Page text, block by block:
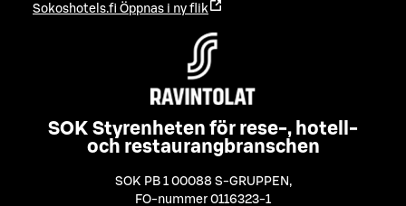
Sokoshotels.fi Öppnas i ny flik
SOK Styrenheten för rese-, hotell-
och restaurangbranschen
SOK PB 1 00088 S-GRUPPEN ,
FO-nummer 0116323-1